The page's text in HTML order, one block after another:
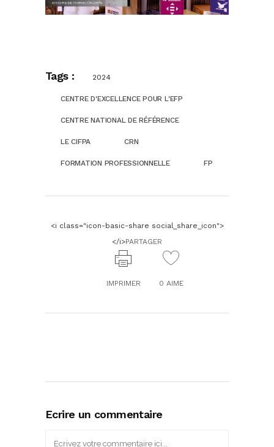
Tags : 2024
CENTRE D'EXCELLENCE POUR L'EFP
CENTRE NATIONAL DE RÉFÉRENCE
LE CIFPA CRN
FORMATION PROFESSIONNELLE FP
<i class="icon-basic-share social_share_icon">
</i>PARTAGER
IMPRIMER 0 AIME
Ecrire un commentaire